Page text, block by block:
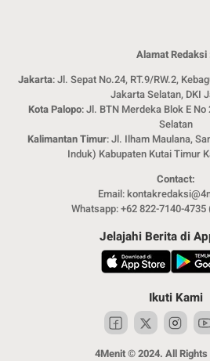
Alamat Redaksi
Jakarta: Jl. Sepat No.24, RT.9/RW.2,
Jakarta Selatan, DKI
Kota Palopo: Jl. BTN Merdeka Blok E
Selatan
Kalimantan Timur: Jl. Ilham Maulana,
Induk) Kabupaten Kutai Timur
Contact:
Email:
Whatsapp: +62 822-7140-
Jelajahi Berita di
Ikuti Kami
4Menit © 2024. All